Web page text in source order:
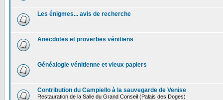
Les énigmes... avis de recherche
Anecdotes et proverbes vénitiens
Généalogie vénitienne et vieux papiers
Contribution du Campiello à la sauvegarde de Venise
Restauration de la Salle du Grand Conseil (Palais des Doges)